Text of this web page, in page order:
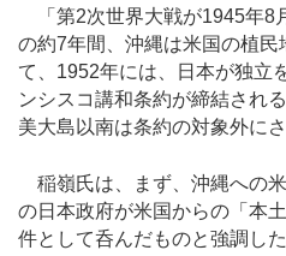
「第2次世界大戦が1945年8
の約7年間、沖縄は米国の植民
て、1952年には、日本が独立
ンシスコ講和条約が締結され
美大島以南は条約の対象外に
稲嶺氏は、まず、沖縄への
の日本政府が米国からの「本
件として呑んだものと強調した